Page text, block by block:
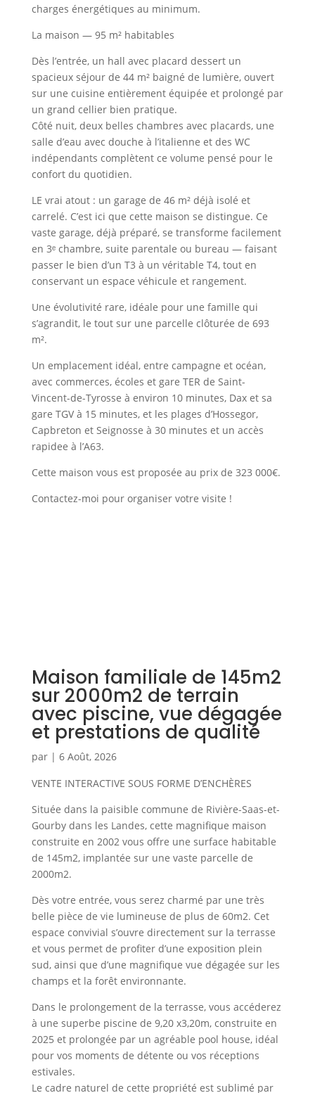
charges énergétiques au minimum.
La maison — 95 m² habitables
Dès l’entrée, un hall avec placard dessert un
spacieux séjour de 44 m² baigné de lumière, ouvert
sur une cuisine entièrement équipée et prolongé par
un grand cellier bien pratique.
Côté nuit, deux belles chambres avec placards, une
salle d’eau avec douche à l’italienne et des WC
indépendants complètent ce volume pensé pour le
confort du quotidien.
LE vrai atout : un garage de 46 m² déjà isolé et
carrelé. C’est ici que cette maison se distingue. Ce
vaste garage, déjà préparé, se transforme facilement
en 3ᵉ chambre, suite parentale ou bureau — faisant
passer le bien d’un T3 à un véritable T4, tout en
conservant un espace véhicule et rangement.
Une évolutivité rare, idéale pour une famille qui
s’agrandit, le tout sur une parcelle clôturée de 693
m².
Un emplacement idéal, entre campagne et océan,
avec commerces, écoles et gare TER de Saint-
Vincent-de-Tyrosse à environ 10 minutes, Dax et sa
gare TGV à 15 minutes, et les plages d’Hossegor,
Capbreton et Seignosse à 30 minutes et un accès
rapidee à l’A63.
Cette maison vous est proposée au prix de 323 000€.
Contactez-moi pour organiser votre visite !
Maison familiale de 145m2
sur 2000m2 de terrain
avec piscine, vue dégagée
et prestations de qualité
par | 6 Août, 2026
VENTE INTERACTIVE SOUS FORME D’ENCHÈRES
Située dans la paisible commune de Rivière-Saas-et-
Gourby dans les Landes, cette magnifique maison
construite en 2002 vous offre une surface habitable
de 145m2, implantée sur une vaste parcelle de
2000m2.
Dès votre entrée, vous serez charmé par une très
belle pièce de vie lumineuse de plus de 60m2. Cet
espace convivial s’ouvre directement sur la terrasse
et vous permet de profiter d’une exposition plein
sud, ainsi que d’une magnifique vue dégagée sur les
champs et la forêt environnante.
Dans le prolongement de la terrasse, vous accéderez
à une superbe piscine de 9,20 x3,20m, construite en
2025 et prolongée par un agréable pool house, idéal
pour vos moments de détente ou vos réceptions
estivales.
Le cadre naturel de cette propriété est sublimé par